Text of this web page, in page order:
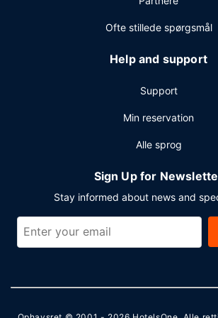
gratis aviser i lobbyen og renseri/
Selvstændig parkering (tillægsgebyr) er til
Ofte stillede spørgsmål
Help and support
Support
Min reservation
Alle sprog
Sign Up for
Stay informed about news and